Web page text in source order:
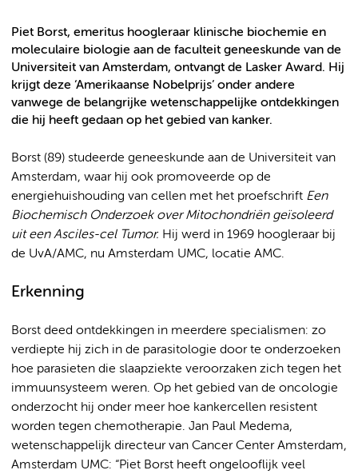
Piet Borst, emeritus hoogleraar klinische biochemie en
moleculaire biologie aan de faculteit geneeskunde van de
Universiteit van Amsterdam, ontvangt de Lasker Award. Hij
krijgt deze ‘Amerikaanse Nobelprijs’ onder andere
vanwege de belangrijke wetenschappelijke ontdekkingen
die hij heeft gedaan op het gebied van kanker.
Borst (89) studeerde geneeskunde aan de Universiteit van
Amsterdam, waar hij ook promoveerde op de
energiehuishouding van cellen met het proefschrift Een
Biochemisch Onderzoek over Mitochondriën geïsoleerd
uit een Asciles-cel Tumor. Hij werd in 1969 hoogleraar bij
de UvA/AMC, nu Amsterdam UMC, locatie AMC.
Erkenning
Borst deed ontdekkingen in meerdere specialismen: zo
verdiepte hij zich in de parasitologie door te onderzoeken
hoe parasieten die slaapziekte veroorzaken zich tegen het
immuunsysteem weren. Op het gebied van de oncologie
onderzocht hij onder meer hoe kankercellen resistent
worden tegen chemotherapie. Jan Paul Medema,
wetenschappelijk directeur van Cancer Center Amsterdam,
Amsterdam UMC: “Piet Borst heeft ongelooflijk veel